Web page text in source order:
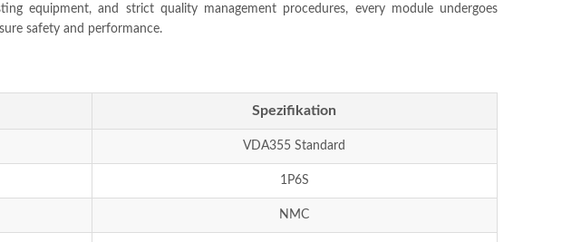
equipment,and strict quality management procedures, every module undergoes
safety and performance.
Spezifikation
VDA355 Standard
1P6S
NMC